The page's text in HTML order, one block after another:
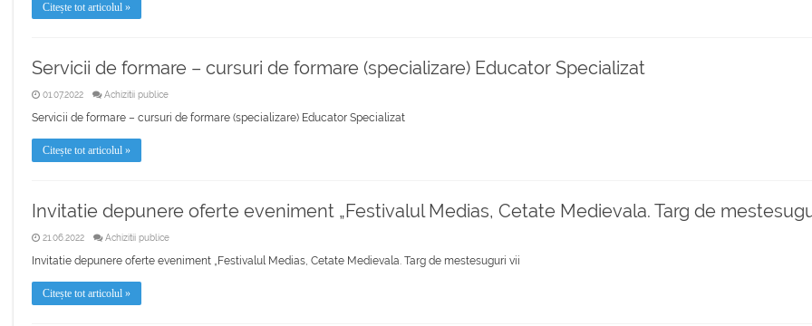
Citește tot articolul »
Servicii de formare – cursuri de formare (specializare) Educator Specializat
01.07.2022 Achizitii publice
Servicii de formare – cursuri de formare (specializare) Educator Specializat
Citește tot articolul »
Invitatie depunere oferte eveniment „Festivalul Medias, Cetate Medievala. Targ de
21.06.2022 Achizitii publice
Invitatie depunere oferte eveniment „Festivalul Medias, Cetate Medievala. Targ de mestesuguri vii
Citește tot articolul »